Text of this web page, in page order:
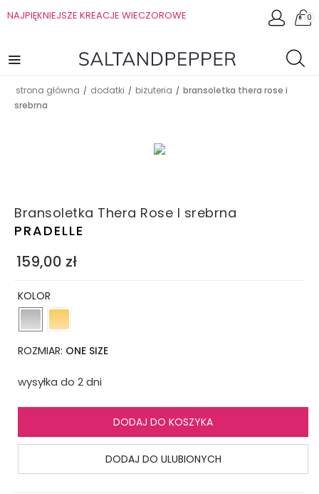
NAJPIĘKNIEJSZE KREACJE WIECZOROWE 0
strona główna / dodatki / biżuteria / bransoletka thera rose i
srebrna
Bransoletka Thera Rose I srebrna
PRADELLE
159,00 zł
KOLOR
ROZMIAR: ONE SIZE
wysyłka do 2 dni
DODAJ DO KOSZYKA
DODAJ DO ULUBIONYCH